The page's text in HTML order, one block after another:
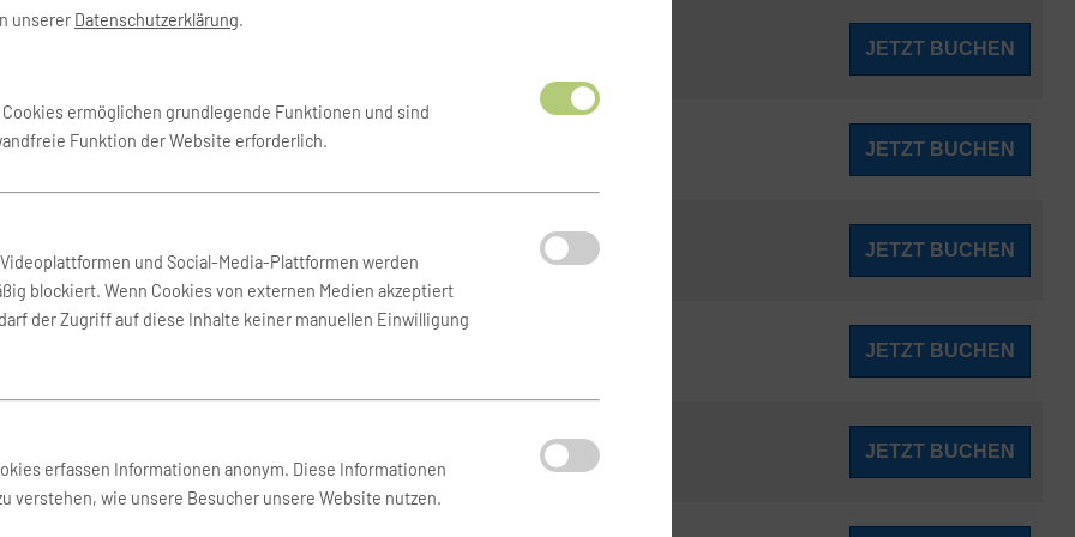
JETZT BUCHEN
2026-3. Sep. 2026 JETZT BUCHEN
2026 - 19. Aug. 2026 ab JETZT BUCHEN
JETZT BUCHEN
ab JETZT BUCHEN
unserer Datenschutzerklärung.
Cookies ermöglichen grundlegende Funktionen und sind
Funktion der Website erforderlich.
und Social-Media-Plattformen werden
blockiert. Wenn Cookies von externen Medien akzeptiert
der Zugriff auf diese Inhalte keiner manuellen Einwilligung
erfassen Informationen anonym. Diese Informationen
verstehen, wie unsere Besucher unsere Website nutzen.